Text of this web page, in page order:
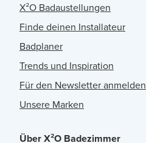
X²O Badaustellungen
Finde deinen Installateur
Badplaner
Trends und Inspiration
Für den Newsletter anmelden
Unsere Marken
Über X²O Badezimmer